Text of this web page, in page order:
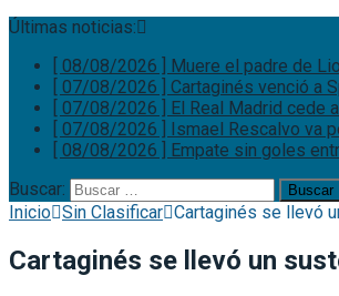
Últimas noticias:
[ 08/08/2026 ] Muere el padre de
[ 07/08/2026 ] Cartaginés venció a
[ 07/08/2026 ] El Real Madrid cede
[ 07/08/2026 ] Ismael Rescalvo va
[ 08/08/2026 ] Empate sin goles
Buscar:
Inicio Sin Clasificar Cartaginés se llevó
Cartaginés se llevó un